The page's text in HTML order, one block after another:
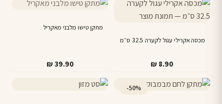
מכסה אקרילי עגול לקערה 32.5 ס״מ
₪ 8.90
מתקן טישו מלבני מאקריל
₪ 39.90
-50%